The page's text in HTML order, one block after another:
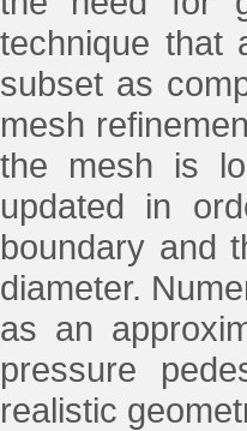
technique that
subset as
mesh
the mesh is
updated in
boundary and
diameter.
as an
pressure
realistic